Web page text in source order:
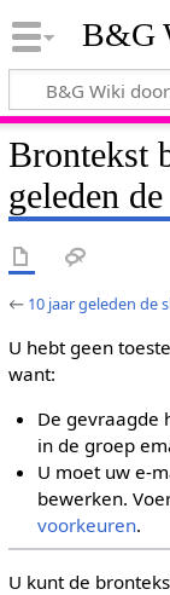
B&G
Brontekst
geleden
← 10 jaar geleden de
U hebt geen
want:
De gevraagde
in de groep
U moet uw e-
bewerken.
voorkeuren.
U kunt de